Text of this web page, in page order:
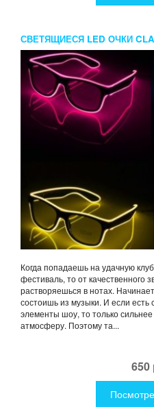
СВЕТЯЩИЕСЯ LED ОЧКИ
Когда попадаешь на удачную
фестиваль, то от качественного
растворяешься в нотах.
состоишь из музыки. И если
элементы шоу, то только
атмосферу. Поэтому та...
650